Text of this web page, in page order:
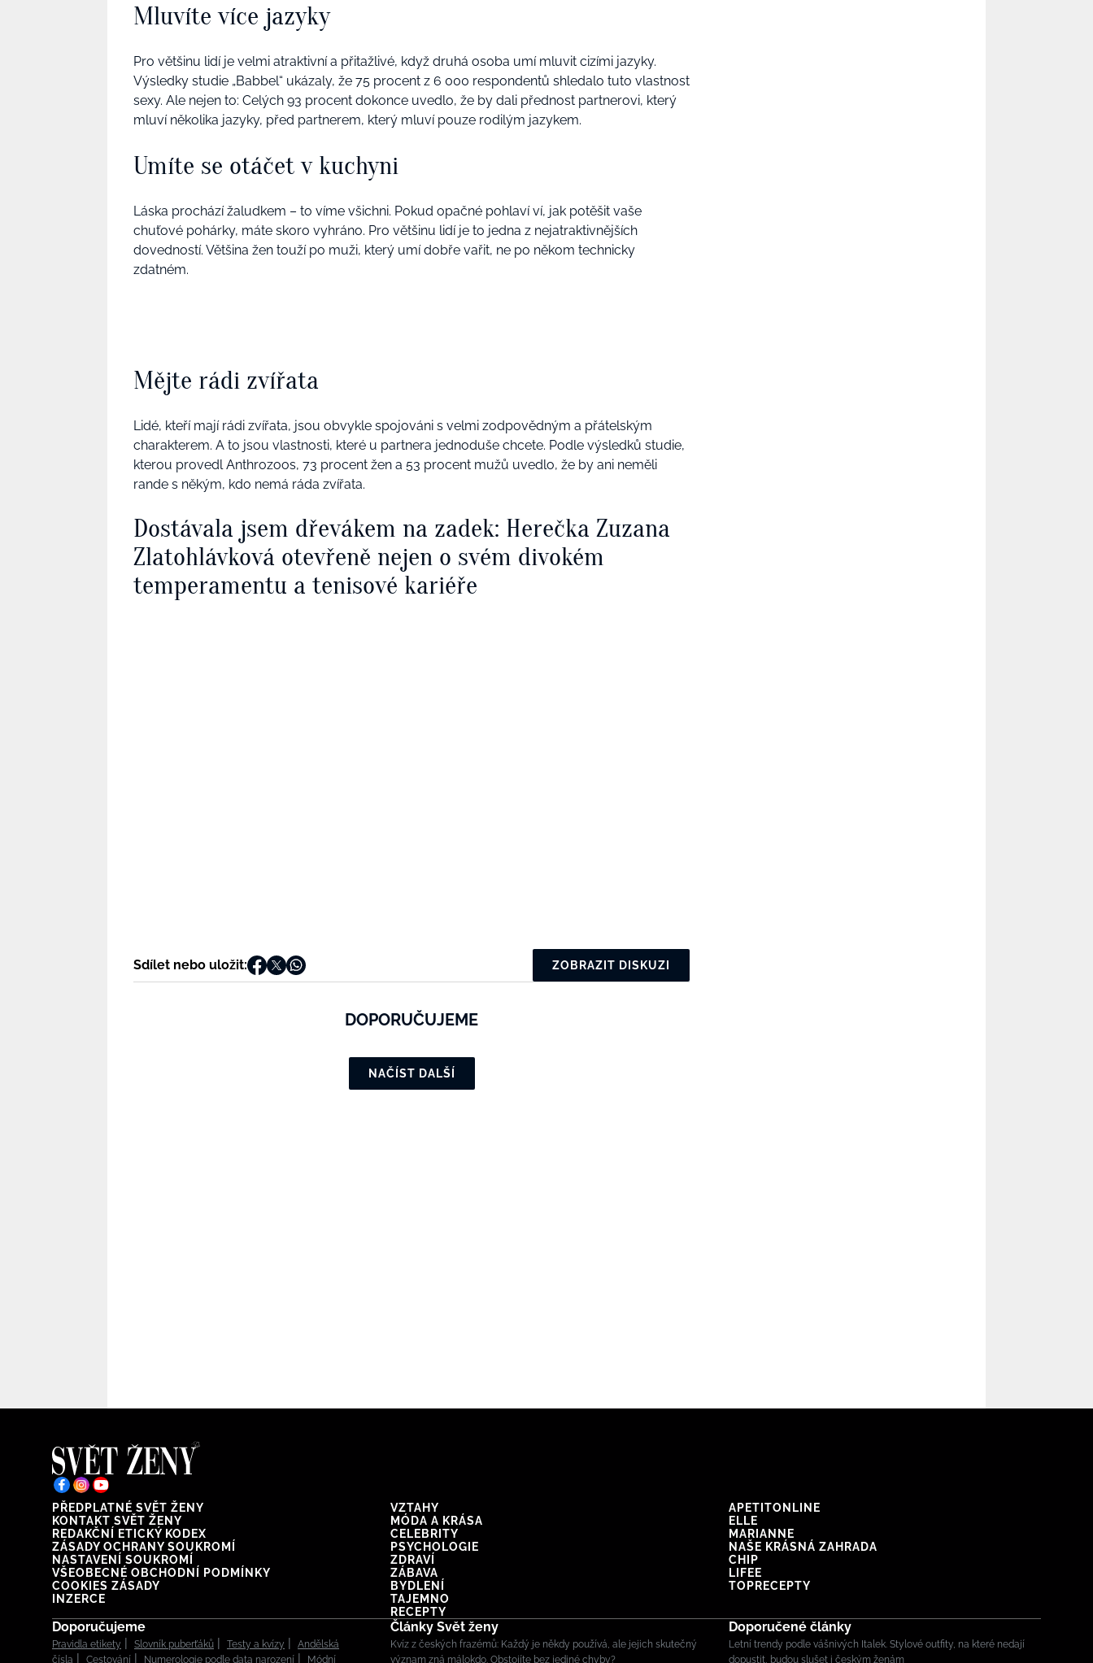
Mluvíte více jazyky
Pro většinu lidí je velmi atraktivní a přitažlivé, když druhá osoba umí mluvit cizími jazyky.
Výsledky studie „Babbel“ ukázaly, že 75 procent z 6 000 respondentů shledalo tuto vlastnost
sexy. Ale nejen to: Celých 93 procent dokonce uvedlo, že by dali přednost partnerovi, který
mluví několika jazyky, před partnerem, který mluví pouze rodilým jazykem.
Umíte se otáčet v kuchyni
Láska prochází žaludkem – to víme všichni. Pokud opačné pohlaví ví, jak potěšit vaše
chuťové pohárky, máte skoro vyhráno. Pro většinu lidí je to jedna z nejatraktivnějších
dovedností. Většina žen touží po muži, který umí dobře vařit, ne po někom technicky
zdatném.
Mějte rádi zvířata
Lidé, kteří mají rádi zvířata, jsou obvykle spojováni s velmi zodpovědným a přátelským
charakterem. A to jsou vlastnosti, které u partnera jednoduše chcete. Podle výsledků studie,
kterou provedl Anthrozoos, 73 procent žen a 53 procent mužů uvedlo, že by ani neměli
rande s někým, kdo nemá ráda zvířata.
Dostávala jsem dřevákem na zadek: Herečka Zuzana
Zlatohlávková otevřeně nejen o svém divokém
temperamentu a tenisové kariéře
Sdílet nebo uložit: ZOBRAZIT DISKUZI
DOPORUČUJEME
NAČÍST DALŠÍ
PŘEDPLATNÉ SVĚT ŽENY
KONTAKT SVĚT ŽENY
REDAKČNÍ ETICKÝ KODEX
ZÁSADY OCHRANY SOUKROMÍ
NASTAVENÍ SOUKROMÍ
VŠEOBECNÉ OBCHODNÍ PODMÍNKY
COOKIES ZÁSADY
INZERCE
VZTAHY
MÓDA A KRÁSA
CELEBRITY
PSYCHOLOGIE
ZDRAVÍ
ZÁBAVA
BYDLENÍ
TAJEMNO
RECEPTY
APETITONLINE
ELLE
MARIANNE
NAŠE KRÁSNÁ ZAHRADA
CHIP
LIFEE
TOPRECEPTY
Doporučujeme
Pravidla etikety Slovník puberťáků Testy a kvízy
Andělská
čísla
Cestování Numerologie podle data narození Módní
Články Svět ženy
Kvíz z českých frazémů: Každý je někdy používá, ale jejich skutečný
význam zná málokdo. Obstojíte bez jediné chyby?
Doporučené články
Letní trendy podle vášnivých Italek. Stylové outfity, na které nedají
dopustit, budou slušet i českým ženám